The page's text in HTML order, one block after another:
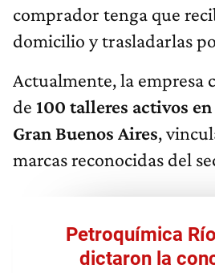
comprador tenga que
domicilio y trasladarlas
Actualmente, la empresa
de 100 talleres activos en
Gran Buenos Aires,
marcas reconocidas del
Petroquímica
dictaron la